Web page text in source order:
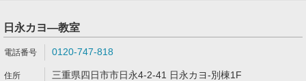
日永カヨ―教室
0120-747-818
三重県四日市市日永4-2-41 日永カヨ-別棟1F